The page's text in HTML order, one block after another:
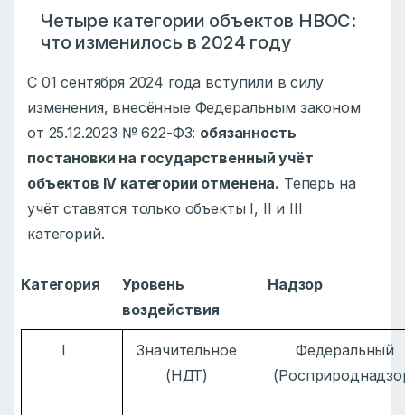
Четыре категории объектов НВОС:
что изменилось в 2024 году
С 01 сентября 2024 года вступили в силу
изменения, внесённые Федеральным законом
от 25.12.2023 № 622-ФЗ: обязанность
постановки на государственный учёт
объектов IV категории отменена. Теперь на
учёт ставятся только объекты I, II и III
категорий.
Категория
Уровень
воздействия
Надзор
I
Значительное
(НДТ)
Федеральный